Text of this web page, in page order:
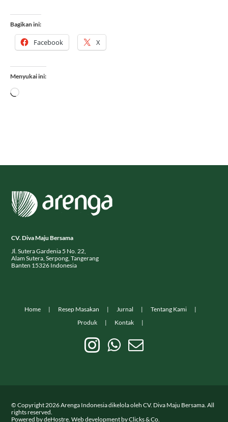
Bagikan ini:
Facebook X
Menyukai ini:
Memuat...
CV. Diva Maju Bersama
Jl. Sutera Gardenia 5 No. 22,
Alam Sutera, Serpong, Tangerang
Banten 15326 Indonesia
Home Resep Masakan Jurnal
Tentang Kami
Produk
Kontak
© Copyright 2026Arenga Indonesia dikelola oleh CV. Diva Maju Bersama. All
rights reserved.
Powered bydeHostre . Web development byClicks & Co.